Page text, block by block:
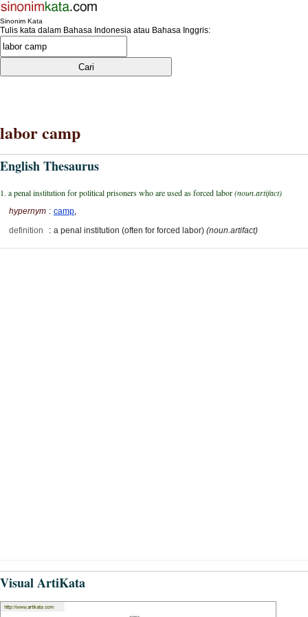
Sinonim Kata
Tulis kata dalam Bahasa Indonesia atau Bahasa Inggris:
labor camp
English Thesaurus
1. a penal institution for political prisoners who are used as forced labor(noun.artifact)
hypernym : camp,
definition
: a penal institution (often for forced labor) (noun.artifact)
Visual ArtiKata